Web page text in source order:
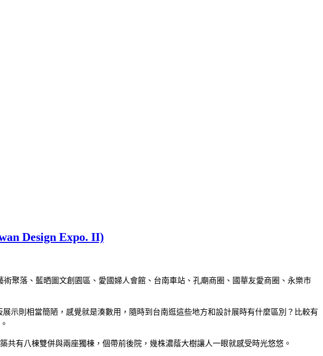
Design Expo. II)
聚落、藍晒圖文創園區、愛國婦人會館、台南車站、孔廟商圈、國華友愛商圈、永樂市
示則相當簡陋，感覺就是湊數用，隨時到台南逛這些地方和設計展時有什麼區別？比較有
有八棟雙併與兩座獨棟，個帶前後院，幾株濃蔭大樹讓人一眼就感受時光悠悠。